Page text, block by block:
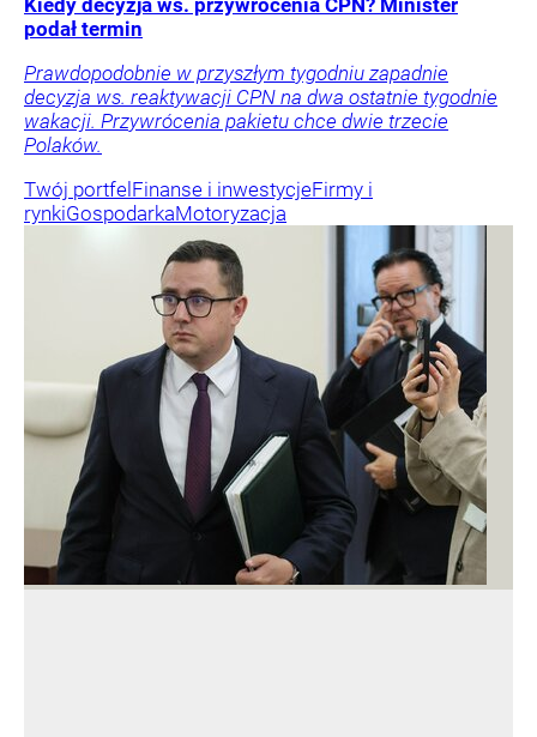
podał termin
Prawdopodobnie w przyszłym tygodniu zapadnie
decyzja ws. reaktywacji CPN na dwa ostatnie tygodnie
wakacji. Przywrócenia pakietu chce dwie trzecie
Polaków.
Twój portfelFinanse i inwestycjeFirmy i
rynkiGospodarkaMotoryzacja